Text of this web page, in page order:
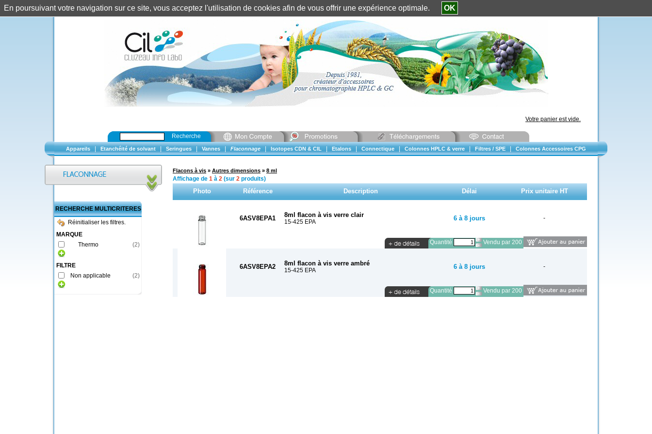
Identification client ||Mon compte
Votre panier est vide.
Recherche
Appareils Etanchéité de solvant Seringues Vannes Flaconnage Isotopes CDN & CIL Etalons Connectique Colonnes HPLC & verre Filtres / SPE Colonnes Accessoires CPG
RECHERCHE MULTICRITERES
Réinitialiser les filtres.
MARQUE
Thermo
(2)
FILTRE
Non applicable
(2)
Flacons à vis » Autres dimensions » 8 ml
Affichage de 1 à 2 (sur 2 produits)
Photo Référence Description Délai Prix unitaire HT
6ASV8EPA1 8ml flacon à vis verre clair
15-425 EPA 6 à 8 jours -
Quantité Vendu par 200
6ASV8EPA2 8ml flacon à vis verre ambré
15-425 EPA 6 à 8 jours -
Quantité Vendu par 200
En poursuivant votre navigation sur ce site, vous acceptez l'utilisation de cookies afin de vous offrir une expérience optimale. OK